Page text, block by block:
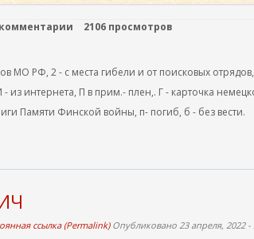
2106 просмотров
МО РФ, 2 - с места гибели и от поисковых
из интернета, П в прим.- плен,. Г - карточка
Памяти Финской войны, п- погиб, б - без вести.
ссылка (Permalink)Опубликовано 23 апреля, 2022 -